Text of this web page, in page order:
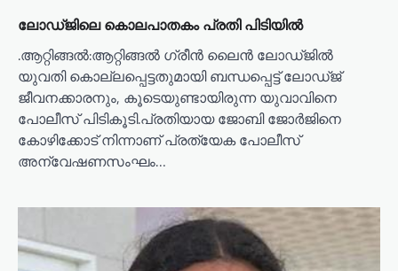
ലോഡ്ജിലെ കൊലപാതകം പ്രതി പിടിയിൽ
.ആറ്റിങ്ങൽ:ആറ്റിങ്ങൽ ഗ്രീൻ ലൈൻ ലോഡ്ജിൽ
യുവതി കൊല്ലപ്പെട്ടതുമായി ബന്ധപ്പെട്ട് ലോഡ്ജ്
ജീവനക്കാരനും, കൂടെയുണ്ടായിരുന്ന യുവാവിനെ
പോലീസ് പിടികൂടി.പ്രതിയായ ജോബി ജോർജിനെ
കോഴിക്കോട് നിന്നാണ് പ്രത്യേക പോലീസ്
അന്വേഷണസംഘം…